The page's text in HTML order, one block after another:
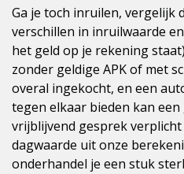
Ga je toch inruilen, vergelijk
verschillen in inruilwaarde
het geld op je rekening
zonder geldige APK of met
overal ingekocht, en een
tegen elkaar bieden kan
vrijblijvend gesprek
dagwaarde uit onze
onderhandel je een stuk